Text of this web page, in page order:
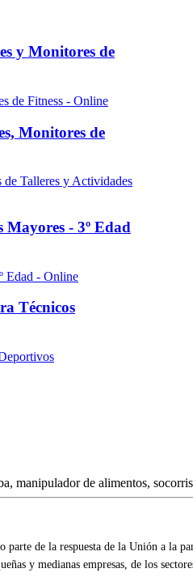
y Monitores de
Monitores de
Mayores - 3º Edad
Técnicos
de la respuesta de la Unión a la
y medianas empresas, de los